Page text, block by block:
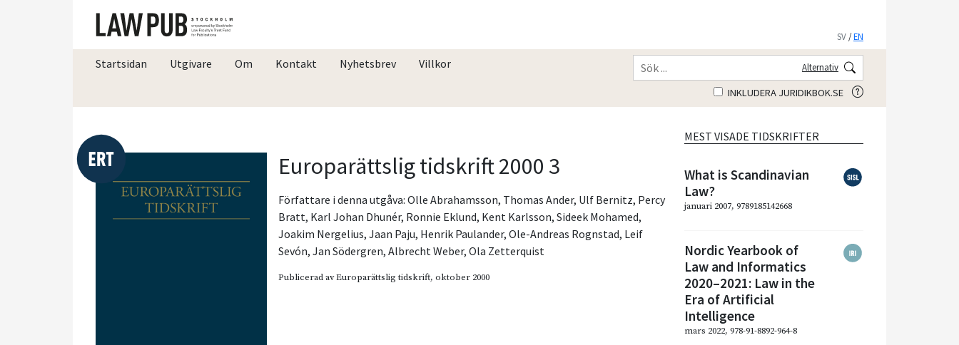
SV /EN
Startsidan Utgivare Om Kontakt Nyhetsbrev Villkor Alternativ
INKLUDERA JURIDIKBOK.SE
Europarättslig tidskrift 2000 3
Författare i denna utgåva:Olle Abrahamsson, Thomas Ander, Ulf Bernitz, Percy
Bratt, Karl Johan Dhunér, Ronnie Eklund, Kent Karlsson,Sideek Mohamed,
Joakim Nergelius,Jaan Paju, Henrik Paulander,Ole-Andreas Rognstad, Leif
Sevón,Jan Södergren,Albrecht Weber,Ola Zetterquist
Publicerad avEuroparättslig tidskrift, oktober 2000
MEST VISADE TIDSKRIFTER
What is Scandinavian
Law?
januari 2007, 9789185142668
Nordic Yearbook of
Law and Informatics
2020–2021: Law in the
Era of Artificial
Intelligence
mars 2022, 978-91-8892-964-8